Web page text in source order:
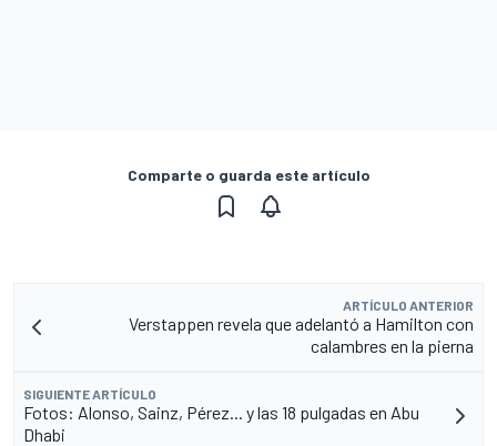
Comparte o guarda este artículo
ARTÍCULO ANTERIOR
Verstappen revela que adelantó a Hamilton con
calambres en la pierna
SIGUIENTE ARTÍCULO
Fotos: Alonso, Sainz, Pérez... y las 18 pulgadas en Abu
Dhabi